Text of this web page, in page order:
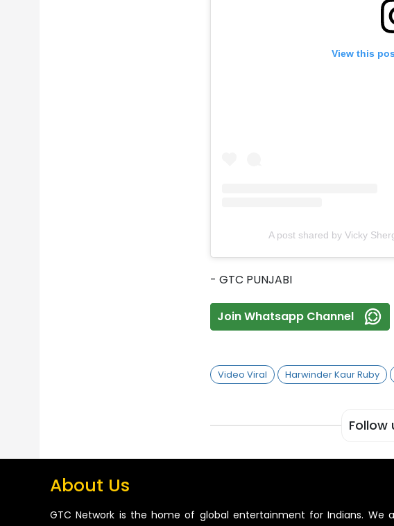
View this
A post shared by Vicky
- GTC PUNJABI
Join Whatsapp Channel
Video Viral Harwinder Kaur Ruby
Follow
About Us
GTC Network is the home of global entertainment for Indians. We